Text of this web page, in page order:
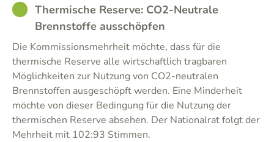
GOODThermische Reserve: CO2-Neutrale
Brennstoffe ausschöpfen
Die Kommissionsmehrheit möchte, dass für die
thermische Reserve alle wirtschaftlich tragbaren
Möglichkeiten zur Nutzung von CO2-neutralen
Brennstoffen ausgeschöpft werden. Eine Minderheit
möchte von dieser Bedingung für die Nutzung der
thermischen Reserve absehen. Der Nationalrat folgt der
Mehrheit mit 102:93 Stimmen.